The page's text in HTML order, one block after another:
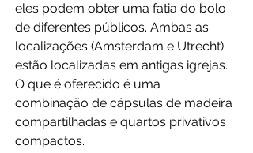
eles podem obter uma fatia do bolo
de diferentes públicos. Ambas as
localizações (Amsterdam e Utrecht)
estão localizadas em antigas igrejas.
O que é oferecido é uma
combinação de cápsulas de madeira
compartilhadas e quartos privativos
compactos.